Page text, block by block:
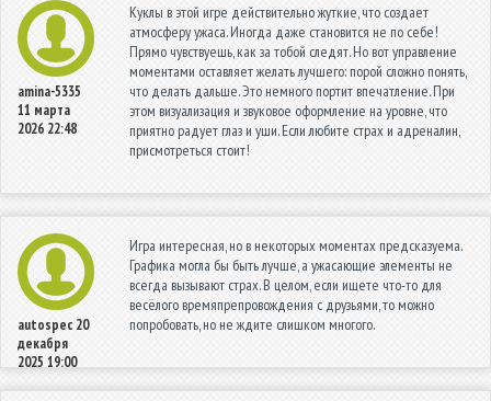
amina-5335
11 марта
2026 22:48
Куклы в этой игре действительно жуткие, что создает
атмосферу ужаса. Иногда даже становится не по себе!
Прямо чувствуешь, как за тобой следят. Но вот управление
моментами оставляет желать лучшего: порой сложно понять,
что делать дальше. Это немного портит впечатление. При
этом визуализация и звуковое оформление на уровне, что
приятно радует глаз и уши. Если любите страх и адреналин,
присмотреться стоит!
autospec 20
декабря
2025 19:00
Игра интересная, но в некоторых моментах предсказуема.
Графика могла бы быть лучше, а ужасающие элементы не
всегда вызывают страх. В целом, если ищете что-то для
весёлого времяпрепровождения с друзьями, то можно
попробовать, но не ждите слишком многого.